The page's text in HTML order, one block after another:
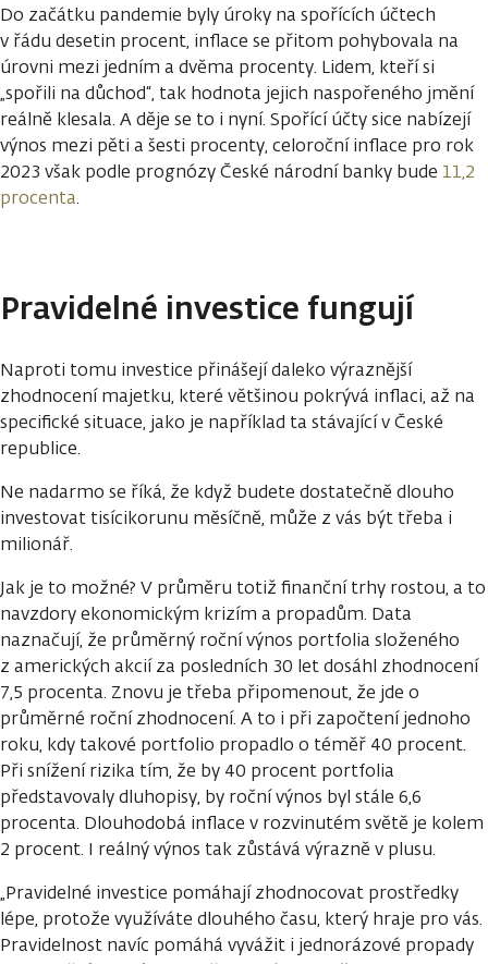
Do začátku pandemie byly úroky na spořících účtech
v řádu desetin procent, inflace se přitom pohybovala na
úrovni mezi jedním a dvěma procenty. Lidem, kteří si
„spořili na důchod“, tak hodnota jejich naspořeného jmění
reálně klesala. A děje se to i nyní. Spořící účty sice nabízejí
výnos mezi pěti a šesti procenty, celoroční inflace pro rok
2023 však podle prognózy České národní banky bude 11,2
procenta.
Pravidelné investice fungují
Naproti tomu investice přinášejí daleko výraznější
zhodnocení majetku, které většinou pokrývá inflaci, až na
specifické situace, jako je například ta stávající v České
republice.
Ne nadarmo se říká, že když budete dostatečně dlouho
investovat tisícikorunu měsíčně, může z vás být třeba i
milionář.
Jak je to možné? V průměru totiž finanční trhy rostou, a to
navzdory ekonomickým krizím a propadům. Data
naznačují, že průměrný roční výnos portfolia složeného
z amerických akcií za posledních 30 let dosáhl zhodnocení
7,5 procenta. Znovu je třeba připomenout, že jde o
průměrné roční zhodnocení. A to i při započtení jednoho
roku, kdy takové portfolio propadlo o téměř 40 procent.
Při snížení rizika tím, že by 40 procent portfolia
představovaly dluhopisy, by roční výnos byl stále 6,6
procenta. Dlouhodobá inflace v rozvinutém světě je kolem
2 procent. I reálný výnos tak zůstává výrazně v plusu.
„Pravidelné investice pomáhají zhodnocovat prostředky
lépe, protože využíváte dlouhého času, který hraje pro vás.
Pravidelnost navíc pomáhá vyvážit i jednorázové propady